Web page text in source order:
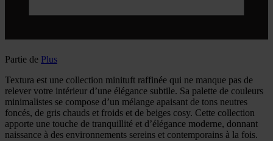
Partie de Plus
Textura est une collection minituft raffinée qui ne manque pas de
relever votre intérieur d’une élégance subtile. Sa palette de couleurs
minimalistes se compose d’un mélange apaisant de tons neutres
foncés, de gris chauds et froids et de beiges cosy. Cette collection
apporte une touche de tranquillité et d’élégance moderne, donnant
naissance à des environnements sereins et contemporains à la fois.